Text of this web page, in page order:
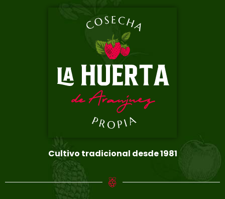
Cultivo tradicional desde 1981